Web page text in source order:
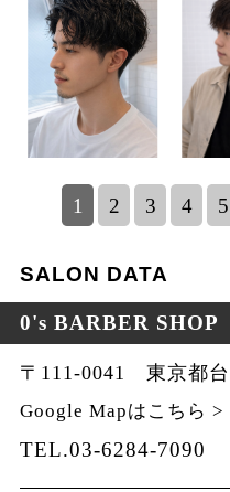
1 2 3 4 5
SALON DATA
0's BARBER SHOP
〒111-0041 東京都
Google Mapはこちら >
TEL.03-6284-7090